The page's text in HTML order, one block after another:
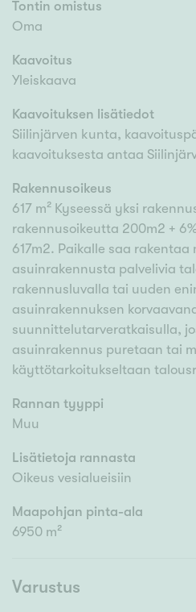
Tontin omistus
Oma
Kaavoitus
Yleiskaava
Kaavoituksen lisätiedot
Siilinjärven kunta,
kaavoituksesta antaa
Rakennusoikeus
617 m² Kyseessä yksi
rakennusoikeutta 200m2 +
617m2. Paikalle saa
asuinrakennusta palvelivia
rakennusluvalla tai uuden
asuinrakennuksen
suunnittelutarveratkaisulla,
asuinrakennus puretaan tai
käyttötarkoitukseltaan
Rannan tyyppi
Muu
Lisätietoja rannasta
Oikeus vesialueisiin
Maapohjan pinta-ala
6950 m²
Varustus